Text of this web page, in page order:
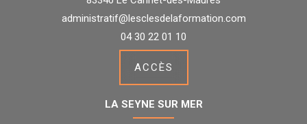
administratif@lesclesdelaformation.com
04 30 22 01 10
ACCÈS
LA SEYNE SUR MER